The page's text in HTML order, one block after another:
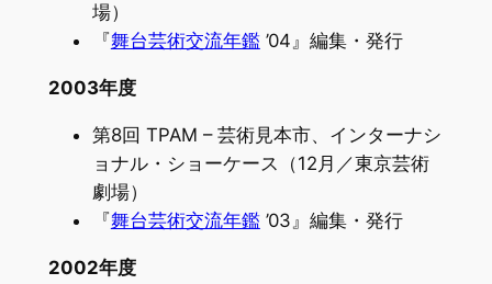
場）
『舞台芸術交流年鑑’04』編集・発行
2003年度
第8回 TPAM – 芸術見本市、インターナシ
ョナル・ショーケース（12月／東京芸術
劇場）
『舞台芸術交流年鑑’03』編集・発行
2002年度